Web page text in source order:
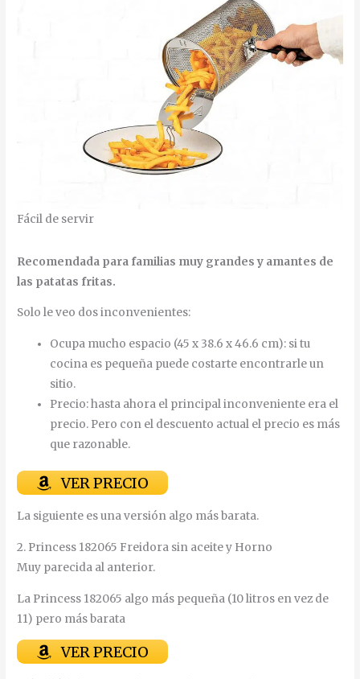
Fácil de servir
Recomendada para familias muy grandes y amantes de
las patatas fritas.
Solo le veo dos inconvenientes:
Ocupa mucho espacio (45 x 38.6 x 46.6 cm): si tu
cocina es pequeña puede costarte encontrarle un
sitio.
Precio: hasta ahora el principal inconveniente era el
precio. Pero con el descuento actual el precio es más
que razonable.
VER PRECIO
La siguiente es una versión algo más barata.
2. Princess 182065 Freidora sin aceite y Horno
Muy parecida al anterior.
La Princess 182065 algo más pequeña (10 litros en vez de
11) pero más barata
VER PRECIO